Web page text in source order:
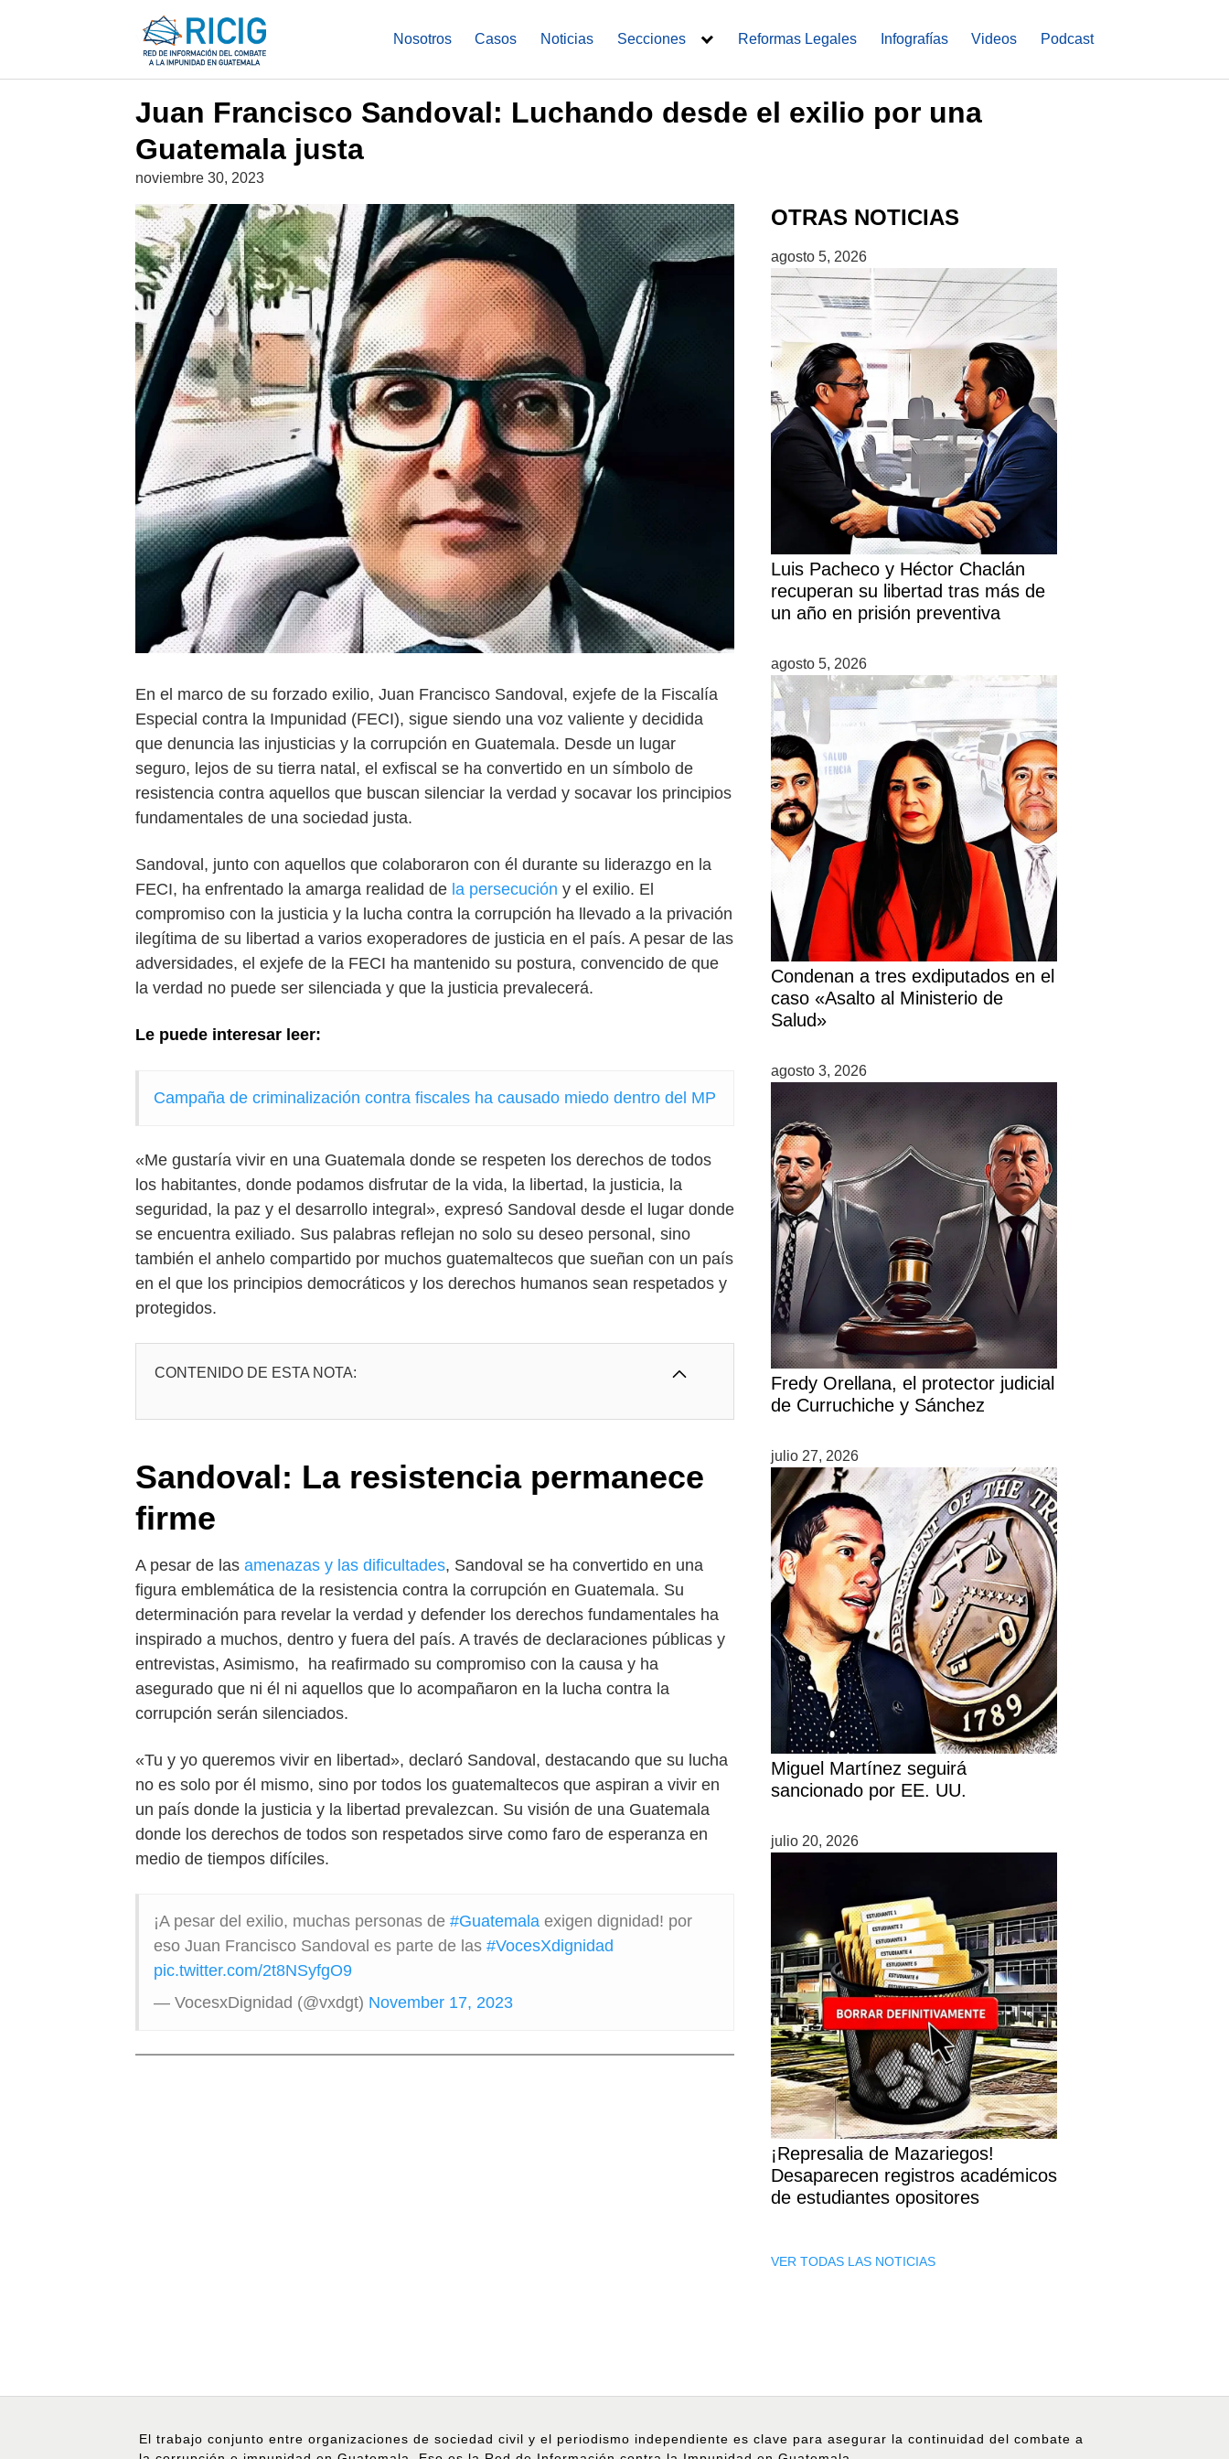
Nosotros Casos Noticias Secciones Reformas Legales Infografías Videos Podcast
VOCES CHAPINAS
Juan Francisco Sandoval: Luchando desde el exilio por una
Guatemala justa
noviembre 30, 2023
En el marco de su forzado exilio, Juan Francisco Sandoval, exjefe de la Fiscalía
Especial contra la Impunidad (FECI), sigue siendo una voz valiente y decidida
que denuncia las injusticias y la corrupción en Guatemala. Desde un lugar
seguro, lejos de su tierra natal, el exfiscal se ha convertido en un símbolo de
resistencia contra aquellos que buscan silenciar la verdad y socavar los principios
fundamentales de una sociedad justa.
Sandoval, junto con aquellos que colaboraron con él durante su liderazgo en la
FECI, ha enfrentado la amarga realidad de la persecución y el exilio. El
compromiso con la justicia y la lucha contra la corrupción ha llevado a la privación
ilegítima de su libertad a varios exoperadores de justicia en el país. A pesar de las
adversidades, el exjefe de la FECI ha mantenido su postura, convencido de que
la verdad no puede ser silenciada y que la justicia prevalecerá.
Le puede interesar leer:
Campaña de criminalización contra fiscales ha causado miedo dentro del MP
«Me gustaría vivir en una Guatemala donde se respeten los derechos de todos
los habitantes, donde podamos disfrutar de la vida, la libertad, la justicia, la
seguridad, la paz y el desarrollo integral», expresó Sandoval desde el lugar donde
se encuentra exiliado. Sus palabras reflejan no solo su deseo personal, sino
también el anhelo compartido por muchos guatemaltecos que sueñan con un país
en el que los principios democráticos y los derechos humanos sean respetados y
protegidos.
CONTENIDO DE ESTA NOTA:
Sandoval: La resistencia permanece
firme
A pesar de las amenazas y las dificultades, Sandoval se ha convertido en una
figura emblemática de la resistencia contra la corrupción en Guatemala. Su
determinación para revelar la verdad y defender los derechos fundamentales ha
inspirado a muchos, dentro y fuera del país. A través de declaraciones públicas y
entrevistas, Asimismo, ha reafirmado su compromiso con la causa y ha
asegurado que ni él ni aquellos que lo acompañaron en la lucha contra la
corrupción serán silenciados.
«Tu y yo queremos vivir en libertad», declaró Sandoval, destacando que su lucha
no es solo por él mismo, sino por todos los guatemaltecos que aspiran a vivir en
un país donde la justicia y la libertad prevalezcan. Su visión de una Guatemala
donde los derechos de todos son respetados sirve como faro de esperanza en
medio de tiempos difíciles.
¡A pesar del exilio, muchas personas de #Guatemala exigen dignidad! por
eso Juan Francisco Sandoval es parte de las #VocesXdignidad
pic.twitter.com/2t8NSyfgO9
— VocesxDignidad (@vxdgt) November 17, 2023
OTRAS NOTICIAS
agosto 5, 2026
Luis Pacheco y Héctor Chaclán
recuperan su libertad tras más de
un año en prisión preventiva
agosto 5, 2026
Condenan a tres exdiputados en el
caso «Asalto al Ministerio de
Salud»
agosto 3, 2026
Fredy Orellana, el protector judicial
de Curruchiche y Sánchez
julio 27, 2026
Miguel Martínez seguirá
sancionado por EE. UU.
julio 20, 2026
¡Represalia de Mazariegos!
Desaparecen registros académicos
de estudiantes opositores
VER TODAS LAS NOTICIAS
El trabajo conjunto entre organizaciones de sociedad civil y el periodismo independiente es clave para asegurar la continuidad del combate a